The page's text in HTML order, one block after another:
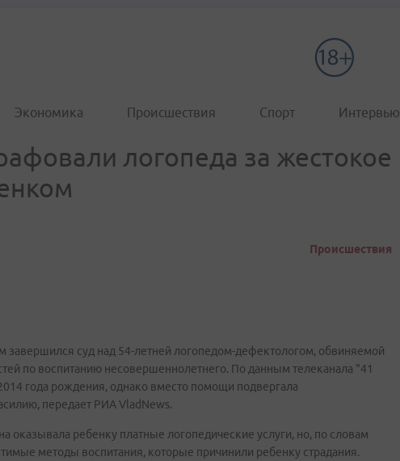
Экономика Происшествия Спорт Интервью
логопеда за жестокое
Происшествия
завершился суд над 54-летней логопедом-дефектологом, обвиняемой
по воспитанию несовершеннолетнего. По данным телеканала "41
года рождения, однако вместо помощи подвергала
передает РИА VladNews.
оказывала ребенку платные логопедические услуги, но, по словам
методы воспитания, которые причинили ребенку страдания.